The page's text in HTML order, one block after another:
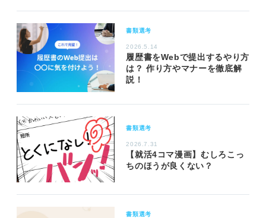
書類選考
2026.5.14
履歴書をWebで提出するやり方
は？ 作り方やマナーを徹底解
説！
書類選考
2026.7.31
【就活4コマ漫画】むしろこっ
ちのほうが良くない？
書類選考